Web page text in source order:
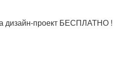
дизайн-проект БЕСПЛАТНО !